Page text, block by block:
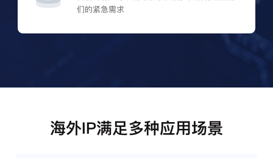
们的紧急需求
海外IP满足多种应用场景